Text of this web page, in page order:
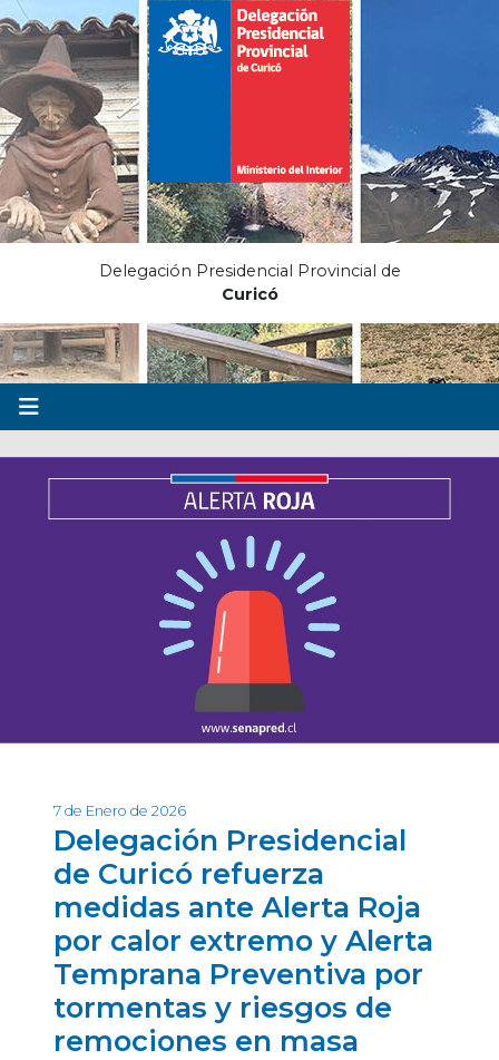
Delegación Presidencial Provincial de
Curicó
7 de Enero de 2026
Delegación Presidencial
de Curicó refuerza
medidas ante Alerta Roja
por calor extremo y Alerta
Temprana Preventiva por
tormentas y riesgos de
remociones en masa